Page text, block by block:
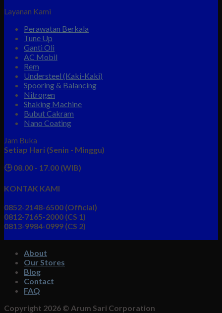
Layanan Kami
Perawatan Berkala
Tune Up
Ganti Oli
AC Mobil
Rem
Understeel (Kaki-Kaki)
Spooring & Balancing
Nitrogen
Shaking Machine
Bubut Cakram
Nano Coating
Jam Buka
Setiap Hari (Senin - Minggu)
🕒 08.00 - 17.00 (WIB)
KONTAK KAMI
0852-2148-6500 (Official)
0812-7165-2000 (CS 1)
0813-9984-0999 (CS 2)
About
Our Stores
Blog
Contact
FAQ
Copyright 2026 © Arum Sari Corporation